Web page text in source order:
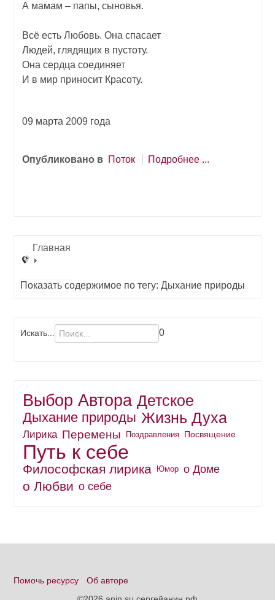
А мамам – папы, сыновья.
Всё есть Любовь. Она спасает
Людей, глядящих в пустоту.
Она сердца соединяет
И в мир приносит Красоту.
09 марта 2009 года
Опубликовано в Поток Подробнее ...
Главная
Показать содержимое по тегу: Дыхание природы
Искать... 0
Выбор Автора Детское
Дыхание природы Жизнь Духа
Лирика Перемены Поздравления Посвящение
Путь к себе
Философская лирика Юмор о Доме
о Любви о себе
Помочь ресурсу
Об авторе